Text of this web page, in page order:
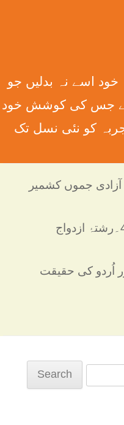
بدلتا جب تک وہ خود اسے نہ بدلیں جو
انسان کیلئے صرف وہی ہے جس کی کوشش خود
کو نئی نسل تک